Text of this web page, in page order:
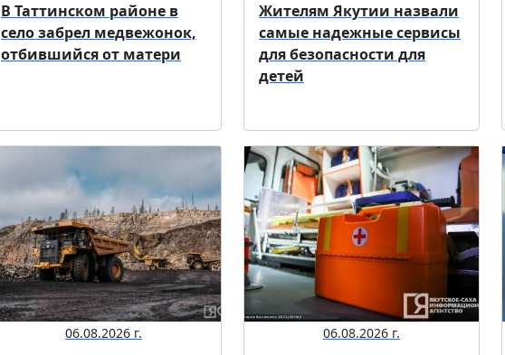
В Таттинском районе в
село забрел медвежонок,
отбившийся от матери
Жителям Якутии назвали
самые надежные сервисы
для безопасности для
детей
06.08.2026 г. 06.08.2026 г.